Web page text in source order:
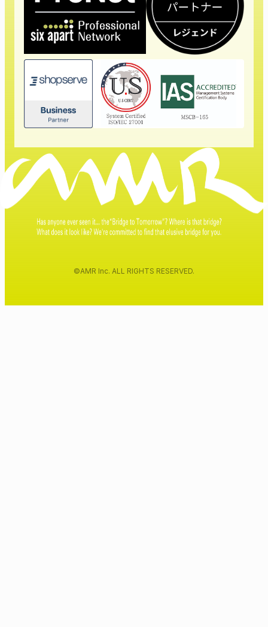
©AMR Inc. ALL RIGHTS RESERVED.